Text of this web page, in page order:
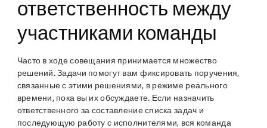
ответственность между
участниками команды
Часто в ходе совещания принимается множество
решений. Задачи помогут вам фиксировать поручения,
связанные с этими решениями, в режиме реального
времени, пока вы их обсуждаете. Если назначить
ответственного за составление списка задач и
последующую работу с исполнителями, вся команда